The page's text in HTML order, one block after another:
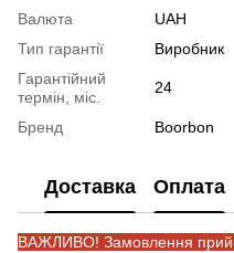
Валюта
UAH
Тип гарантії
Виробник
Гарантійний
термін, міс.
24
Бренд Boorbon
Доставка Оплата
ВАЖЛИВО! Замовлення